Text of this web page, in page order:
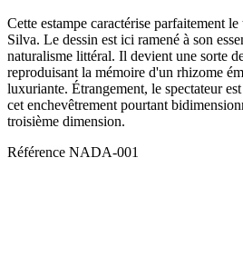
Cette estampe caractérise parfaitement
Silva. Le dessin est ici ramené à son
naturalisme littéral. Il devient une sorte
reproduisant la mémoire d'un rhizome
luxuriante. Étrangement, le spectateur
cet enchevêtrement pourtant
troisième dimension.
Référence NADA-001